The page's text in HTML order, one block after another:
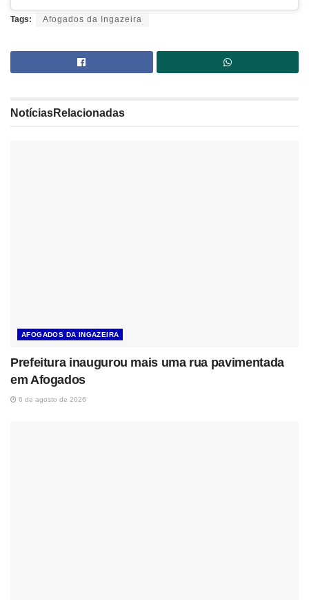
Tags: Afogados da Ingazeira
NotíciasRelacionadas
AFOGADOS DA INGAZEIRA
Prefeitura inaugurou mais uma rua pavimentada
em Afogados
6 de agosto de 2026